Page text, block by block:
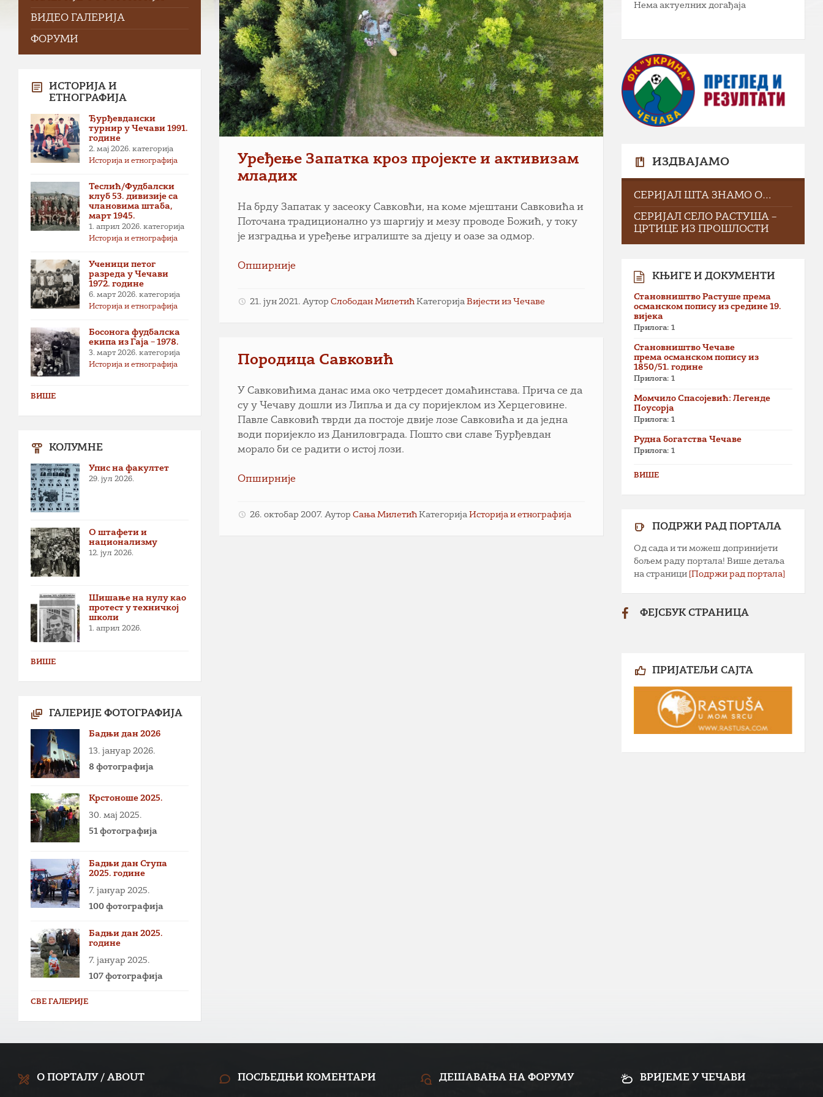
Уређење Запатка кроз пројекте и активизам
младих
На брду Запатак у засеоку Савковћи, на коме мјештани Савковића и
Поточана традиционално уз шаргију и мезу проводе Божић, у току
је изградња и уређење игралиште за дјецу и оазе за одмор.
Опширније
21. јун 2021. АуторСлободан Милетић КатегоријаВијести из Чечаве
Породица Савковић
У Савковићима данас има око четрдесет домаћинстава. Прича се да
су у Чечаву дошли из Липља и да су поријеклом из Херцеговине.
Павле Савковић тврди да постоје двије лозе Савковића и да једна
води поријекло из Даниловграда. Пошто сви славе Ђурђевдан
морало би се радити о истој лози.
Опширније
26. октобар 2007. АуторСања Милетић КатегоријаИсторија и етнографија
ВИДЕО ГАЛЕРИЈА
ФОРУМИ
ИСТОРИЈА И
ЕТНОГРАФИЈА
Ђурђевдански
турнир у Чечави 1991.
године
2. мај 2026. категорија
Историја и етнографија
Теслић/Фудбалски
клуб 53. дивизије са
члановима штаба,
март 1945.
1. април 2026. категорија
Историја и етнографија
Ученици петог
разреда у Чечави
1972. године
6. март 2026. категорија
Историја и етнографија
Босонога фудбалска
екипа из Гаја – 1978.
3. март 2026. категорија
Историја и етнографија
ВИШЕ
КОЛУМНЕ
Упис на факултет
29. јул 2026.
О штафети и
национализму
12. јул 2026.
Шишање на нулу као
протест у техничкој
школи
1. април 2026.
ВИШЕ
ГАЛЕРИЈЕ ФОТОГРАФИЈА
Бадњи дан 2026
13. јануар 2026.
8 фотографија
Крстоноше 2025.
30. мај 2025.
51 фотографија
Бадњи дан Ступа
2025. године
7. јануар 2025.
100 фотографија
Бадњи дан 2025.
године
7. јануар 2025.
107 фотографија
СВЕ ГАЛЕРИЈЕ
Нема актуелних догађаја
ИЗДВАЈАМО
СЕРИЈАЛ ШТА ЗНАМО О…
СЕРИЈАЛ СЕЛО РАСТУША –
ЦРТИЦЕ ИЗ ПРОШЛОСТИ
КЊИГЕ И ДОКУМЕНТИ
Становништво Растуше према
османском попису из средине 19.
вијека
Прилога: 1
Становништво Чечаве
према османском попису из
1850/51. године
Прилога: 1
Момчило Спасојевић: Легенде
Поусорја
Прилога: 1
Рудна богатства Чечаве
Прилога: 1
ВИШЕ
ПОДРЖИ РАД ПОРТАЛА
Од сада и ти можеш допринијети
бољем раду портала! Више детаља
на страници [Подржи рад портала]
ФЕЈСБУК СТРАНИЦА
ПРИЈАТЕЉИ САЈТА
О ПОРТАЛУ / ABOUT ПОСЉЕДЊИ КОМЕНТАРИ ДЕШАВАЊА НА ФОРУМУ ВРИЈЕМЕ У ЧЕЧАВИ